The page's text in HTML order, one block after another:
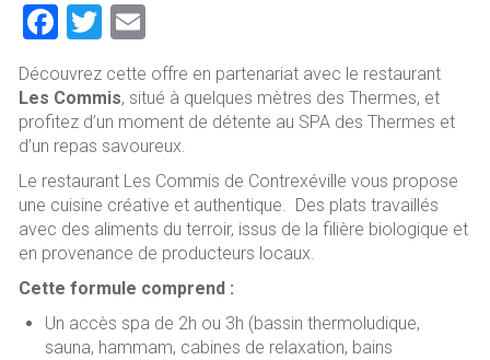
F
ce
b
o
ok
T
wi
tt
er
m
ai
l
Découvrez cette offre en partenariat avec le restaurant
Les Commis, situé à quelques mètres des Thermes, et
profitez d’un moment de détente au SPA des Thermes et
d’un repas savoureux.
Le restaurant Les Commis de Contrexéville vous propose
une cuisine créative et authentique. Des plats travaillés
avec des aliments du terroir, issus de la filière biologique et
en provenance de producteurs locaux.
Cette formule comprend :
Un accès spa de 2h ou 3h (bassin thermoludique,
sauna, hammam, cabines de relaxation, bains